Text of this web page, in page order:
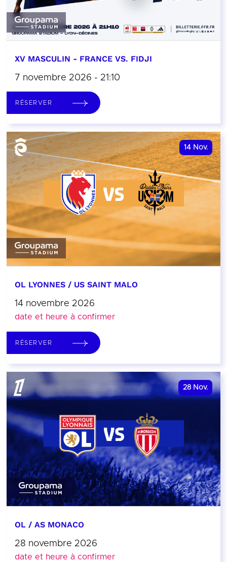
XV MASCULIN - FRANCE VS. FIDJI
7 novembre 2026 - 21:10
RÉSERVER
14 Nov.
OL LYONNES / US SAINT MALO
14 novembre 2026
date et heure à confirmer
RÉSERVER
28 Nov.
OL / AS MONACO
28 novembre 2026
date et heure à confirmer